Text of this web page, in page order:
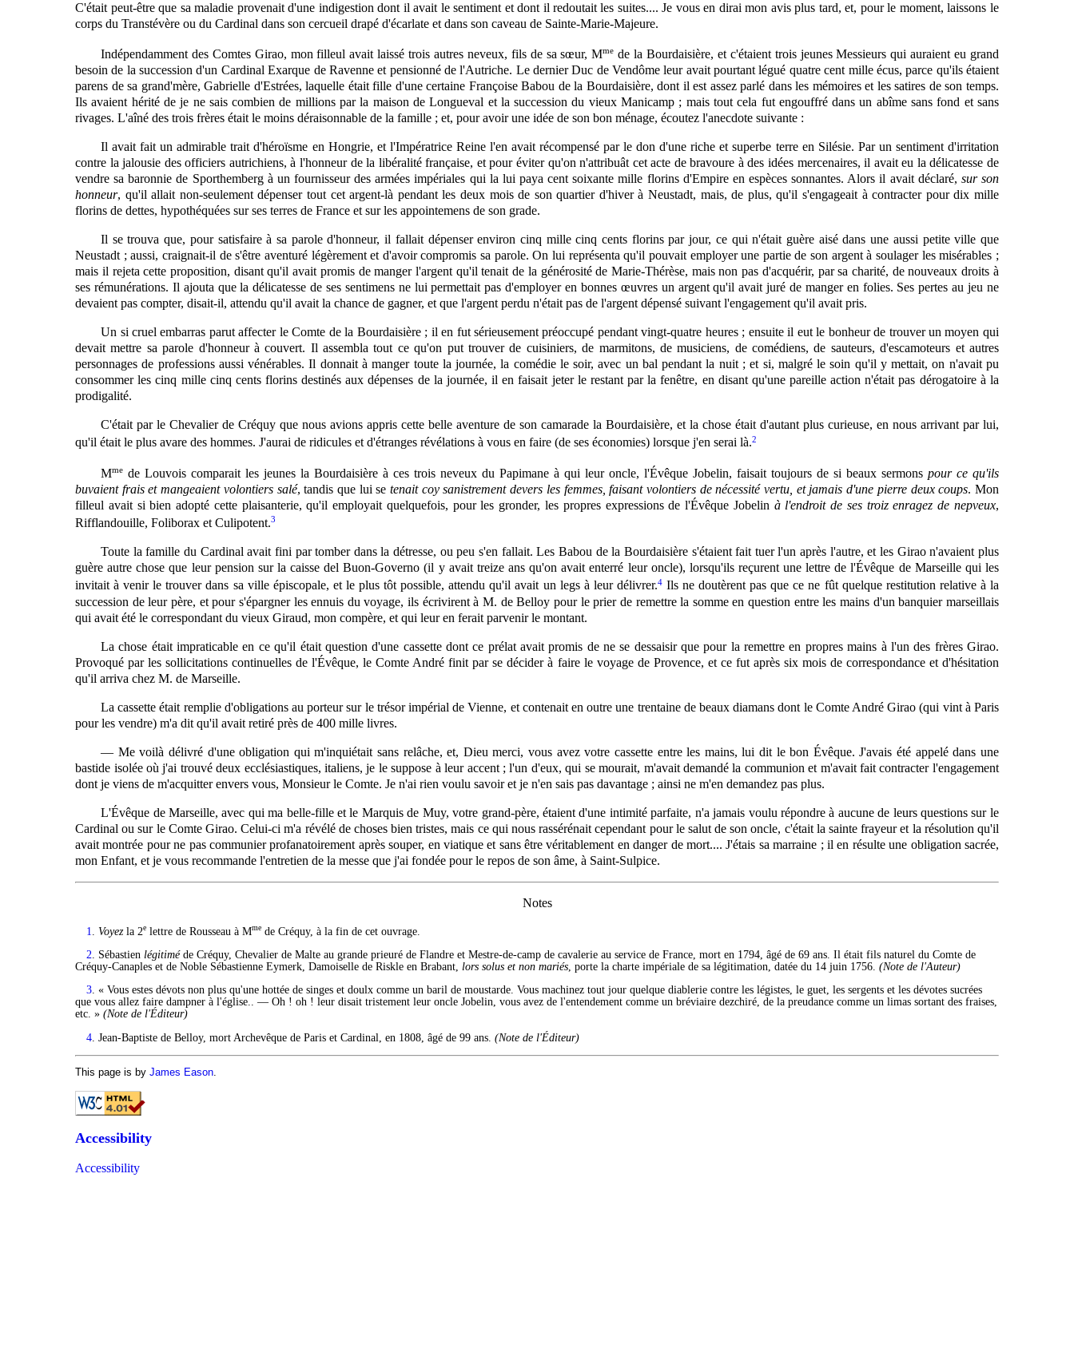
C'était peut-être que sa maladie provenait d'une indigestion dont il avait le sentiment et dont il redoutait les suites.... Je vous en dirai mon avis plus tard, et, pour le moment, laissons le
corps du Transtévère ou du Cardinal dans son cercueil drapé d'écarlate et dans son caveau de Sainte-Marie-Majeure.
Indépendamment des Comtes Girao, mon filleul avait laissé trois autres neveux, fils de sa sœur, Mme de la Bourdaisière, et c'étaient trois jeunes Messieurs qui auraient eu grand
besoin de la succession d'un Cardinal Exarque de Ravenne et pensionné de l'Autriche. Le dernier Duc de Vendôme leur avait pourtant légué quatre cent mille écus, parce qu'ils étaient
parens de sa grand'mère, Gabrielle d'Estrées, laquelle était fille d'une certaine Françoise Babou de la Bourdaisière, dont il est assez parlé dans les mémoires et les satires de son temps.
Ils avaient hérité de je ne sais combien de millions par la maison de Longueval et la succession du vieux Manicamp ; mais tout cela fut engouffré dans un abîme sans fond et sans
rivages. L'aîné des trois frères était le moins déraisonnable de la famille ; et, pour avoir une idée de son bon ménage, écoutez l'anecdote suivante :
Il avait fait un admirable trait d'héroïsme en Hongrie, et l'Impératrice Reine l'en avait récompensé par le don d'une riche et superbe terre en Silésie. Par un sentiment d'irritation
contre la jalousie des officiers autrichiens, à l'honneur de la libéralité française, et pour éviter qu'on n'attribuât cet acte de bravoure à des idées mercenaires, il avait eu la délicatesse de
vendre sa baronnie de Sporthemberg à un fournisseur des armées impériales qui la lui paya cent soixante mille florins d'Empire en espèces sonnantes. Alors il avait déclaré, sur son
honneur, qu'il allait non-seulement dépenser tout cet argent-là pendant les deux mois de son quartier d'hiver à Neustadt, mais, de plus, qu'il s'engageait à contracter pour dix mille
florins de dettes, hypothéquées sur ses terres de France et sur les appointemens de son grade.
Il se trouva que, pour satisfaire à sa parole d'honneur, il fallait dépenser environ cinq mille cinq cents florins par jour, ce qui n'était guère aisé dans une aussi petite ville que
Neustadt ; aussi, craignait-il de s'être aventuré légèrement et d'avoir compromis sa parole. On lui représenta qu'il pouvait employer une partie de son argent à soulager les misérables ;
mais il rejeta cette proposition, disant qu'il avait promis de manger l'argent qu'il tenait de la générosité de Marie-Thérèse, mais non pas d'acquérir, par sa charité, de nouveaux droits à
ses rémunérations. Il ajouta que la délicatesse de ses sentimens ne lui permettait pas d'employer en bonnes œuvres un argent qu'il avait juré de manger en folies. Ses pertes au jeu ne
devaient pas compter, disait-il, attendu qu'il avait la chance de gagner, et que l'argent perdu n'était pas de l'argent dépensé suivant l'engagement qu'il avait pris.
Un si cruel embarras parut affecter le Comte de la Bourdaisière ; il en fut sérieusement préoccupé pendant vingt-quatre heures ; ensuite il eut le bonheur de trouver un moyen qui
devait mettre sa parole d'honneur à couvert. Il assembla tout ce qu'on put trouver de cuisiniers, de marmitons, de musiciens, de comédiens, de sauteurs, d'escamoteurs et autres
personnages de professions aussi vénérables. Il donnait àmangertoute la journée, la comédie le soir, avec un bal pendant la nuit ; et si, malgré le soin qu'il y mettait, on n'avait pu
consommer les cinq mille cinq cents florins destinés aux dépenses de la journée, il en faisait jeter le restant par la fenêtre, en disant qu'une pareille action n'était pas dérogatoire à la
prodigalité.
C'était par le Chevalier de Créquy que nous avions appris cette belle aventure de son camarade la Bourdaisière, et la chose était d'autant plus curieuse, en nous arrivant par lui,
qu'il était le plus avare des hommes. J'aurai de ridicules et d'étranges révélations à vous en faire (de ses économies) lorsque j'en serai là.2
Mme de Louvois comparait les jeunes la Bourdaisière à ces trois neveux du Papimane à qui leur oncle, l'Évêque Jobelin, faisait toujours de si beaux sermons pour ce qu'ils
buvaient frais et mangeaient volontiers salé, tandis que lui setenait coy sanistrement devers les femmes, faisant volontiers de nécessité vertu, et jamais d'une pierre deux coups. Mon
filleul avait si bien adopté cette plaisanterie, qu'il employait quelquefois, pour les gronder, les propres expressions de l'Évêque Jobelin à l'endroit de ses troiz enragez de nepveux,
Rifflandouille, Foliborax et Culipotent.3
Toute la famille du Cardinal avait fini par tomber dans la détresse, ou peu s'en fallait. Les Babou de la Bourdaisière s'étaient fait tuer l'un après l'autre, et les Girao n'avaient plus
guère autre chose que leur pension sur la caisse del Buon-Governo (il y avait treize ans qu'on avait enterré leur oncle), lorsqu'ils reçurent une lettre de l'Évêque de Marseille qui les
invitait à venir le trouver dans sa ville épiscopale, et le plus tôt possible, attendu qu'il avait un legs à leur délivrer.4Ils ne doutèrent pas que ce ne fût quelque restitution relative à la
succession de leur père, et pour s'épargner les ennuis du voyage, ils écrivirent à M. de Belloy pour le prier de remettre la somme en question entre les mains d'un banquier marseillais
qui avait été le correspondant du vieux Giraud, mon compère, et qui leur en ferait parvenir le montant.
La chose était impraticable en ce qu'il était question d'une cassette dont ce prélat avait promis de ne se dessaisir que pour la remettre en propres mains à l'un des frères Girao.
Provoqué par les sollicitations continuelles de l'Évêque, le Comte André finit par se décider à faire le voyage de Provence, et ce fut après six mois de correspondance et d'hésitation
qu'il arriva chez M. de Marseille.
La cassette était remplie d'obligations au porteur sur le trésor impérial de Vienne, et contenait en outre une trentaine de beaux diamans dont le Comte André Girao (qui vint à Paris
pour les vendre) m'a dit qu'il avait retiré près de 400 mille livres.
— Me voilà délivré d'une obligation qui m'inquiétait sans relâche, et, Dieu merci, vous avez votre cassette entre les mains, lui dit le bon Évêque. J'avais été appelé dans une
bastide isolée où j'ai trouvé deux ecclésiastiques, italiens, je le suppose à leur accent ; l'un d'eux, qui se mourait, m'avait demandé la communion et m'avait fait contracter l'engagement
dont je viens de m'acquitter envers vous, Monsieur le Comte. Je n'ai rien voulu savoir et je n'en sais pas davantage ; ainsi ne m'en demandez pas plus.
L'Évêque de Marseille, avec qui ma belle-fille et le Marquis de Muy, votre grand-père, étaient d'une intimité parfaite, n'a jamais voulu répondre à aucune de leurs questions sur le
Cardinal ou sur le Comte Girao. Celui-ci m'a révélé de choses bien tristes, mais ce qui nous rassérénait cependant pour le salut de son oncle, c'était la sainte frayeur et la résolution qu'il
avait montrée pour ne pas communier profanatoirement après souper, en viatique et sans être véritablement en danger de mort.... J'étais sa marraine ; il en résulte une obligation sacrée,
mon Enfant, et je vous recommande l'entretien de la messe que j'ai fondée pour le repos de son âme, à Saint-Sulpice.
Notes
1 Voyezla 2e lettre de Rousseau à Mme de Créquy, à la fin de cet ouvrage.
2 . Sébastien légitiméde Créquy, Chevalier de Malte au grande prieuré de Flandre et Mestre-de-camp de cavalerie au service de France, mort en 1794, âgé de 69 ans. Il était fils naturel du Comte de
Créquy-Canaples et de Noble Sébastienne Eymerk, Damoiselle de Riskle en Brabant, lors solus et non mariés , porte la charte impériale de sa légitimation, datée du 14 juin 1756.(Note de l'Auteur)
3. « Vous estes dévots non plus qu'une hottée de singes et doulx comme un baril de moustarde. Vous machinez tout jour quelque diablerie contre les légistes, le guet, les sergents et les dévotes sucrées
que vous allez faire dampner à l'église.. — Oh ! oh ! leur disait tristement leur oncle Jobelin, vous avez de l'entendement comme un bréviaire dezchiré, de la preudance comme un limas sortant des fraises,
etc. »(Note de l'Éditeur)
4 . Jean-Baptiste de Belloy, mort Archevêque de Paris et Cardinal, en 1808, âgé de 99 ans.(Note de l'Éditeur)
This page is byJames Eason
Accessibility
Accessibility